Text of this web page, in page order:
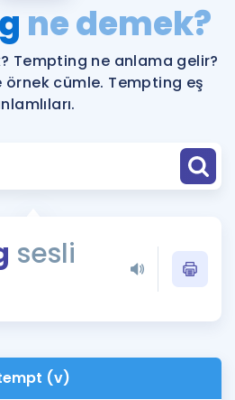
Hatırlamıyorum
DEĞİLİM
ne demek?
Tempting ne anlama gelir?
cümle. Tempting eş
sesli
(v)